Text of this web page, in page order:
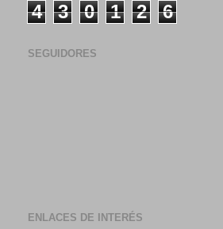
4 3 0 1 2 6
SEGUIDORES
ENLACES DE INTERÉS